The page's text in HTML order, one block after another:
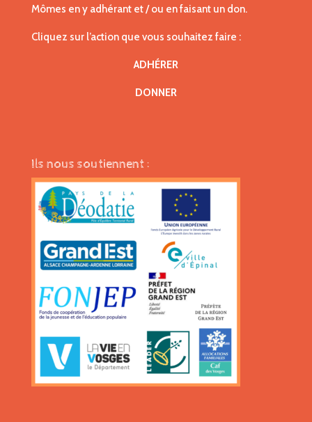
Mômes en y adhérant et / ou en faisant un don.
Cliquez sur l’action que vous souhaitez faire :
ADHÉRER
DONNER
Ils nous soutiennent :